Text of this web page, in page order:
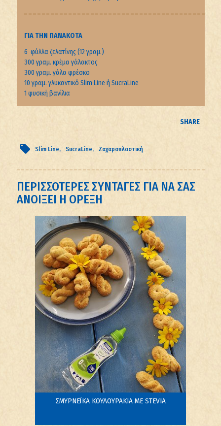
ΓΙΑ ΤΗΝ ΠΑΝΑΚΌΤΑ
6 φύλλα ζελατίνης (12 γραμ.)
300 γραμ. κρέμα γάλακτος
300 γραμ. γάλα φρέσκο
10 γραμ. γλυκαντικό Slim Line ή SucraLine
1 φυσική βανίλια
SHARE
Slim Line SucraLine Ζαχαροπλαστική
ΠΕΡΙΣΣΟΤΕΡΕΣ ΣΥΝΤΑΓΕΣ ΓΙΑ ΝΑ ΣΑΣ
ΑΝΟΙΞΕΙ Η ΟΡΕΞΗ
ΣΜΥΡΝΕΪΚΑ ΚΟΥΛΟΥΡΑΚΙΑ ΜΕ STEVIA